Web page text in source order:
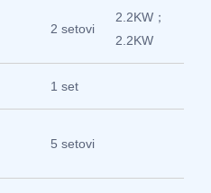
2 setovi
2.2KW；
2.2KW
1 set
5 setovi